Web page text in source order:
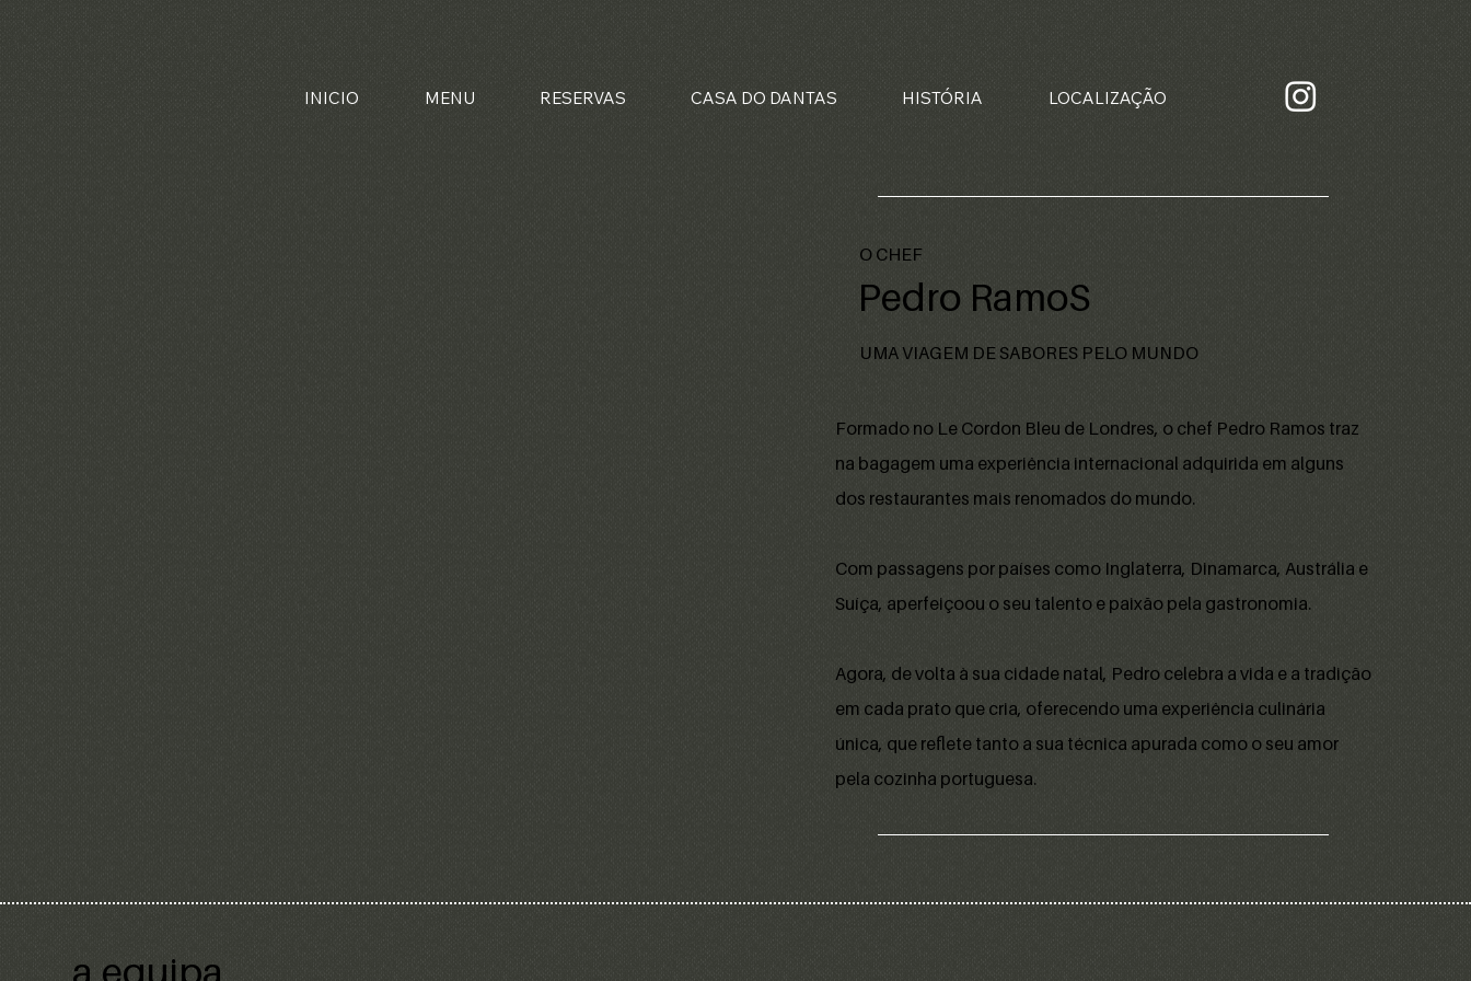
INICIO MENU RESERVAS CASA DO DANTAS HISTÓRIA LOCALIZAÇÃO
a equipa
O CHEF
Pedro RamoS
UMA VIAGEM DE SABORES PELO MUNDO
Formado no Le Cordon Bleu de Londres, o chef Pedro Ramos traz
na bagagem uma experiência internacional adquirida em alguns
dos restaurantes mais renomados do mundo.
Com passagens por países como Inglaterra, Dinamarca, Austrália e
Suíça, aperfeiçoou o seu talento e paixão pela gastronomia.
Agora, de volta à sua cidade natal, Pedro celebra a vida e a tradição
em cada prato que cria, oferecendo uma experiência culinária
única, que reflete tanto a sua técnica apurada como o seu amor
pela cozinha portuguesa.